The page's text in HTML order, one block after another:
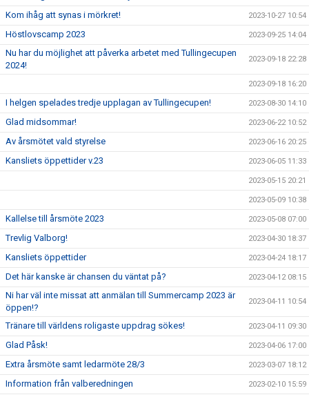
Kom ihåg att synas i mörkret! 2023-10-27 10:54
Höstlovscamp 2023 2023-09-25 14:04
Nu har du möjlighet att påverka arbetet med Tullingecupen
2024!
2023-09-18 22:28
2023-09-18 16:20
I helgen spelades tredje upplagan av Tullingecupen! 2023-08-30 14:10
Glad midsommar! 2023-06-22 10:52
Av årsmötet vald styrelse 2023-06-16 20:25
Kansliets öppettider v.23 2023-06-05 11:33
2023-05-15 20:21
2023-05-09 10:38
Kallelse till årsmöte 2023 2023-05-08 07:00
Trevlig Valborg! 2023-04-30 18:37
Kansliets öppettider 2023-04-24 18:17
Det här kanske är chansen du väntat på? 2023-04-12 08:15
Ni har väl inte missat att anmälan till Summercamp 2023 är
öppen!?
2023-04-11 10:54
Tränare till världens roligaste uppdrag sökes! 2023-04-11 09:30
Glad Påsk! 2023-04-06 17:00
Extra årsmöte samt ledarmöte 28/3 2023-03-07 18:12
Information från valberedningen 2023-02-10 15:59